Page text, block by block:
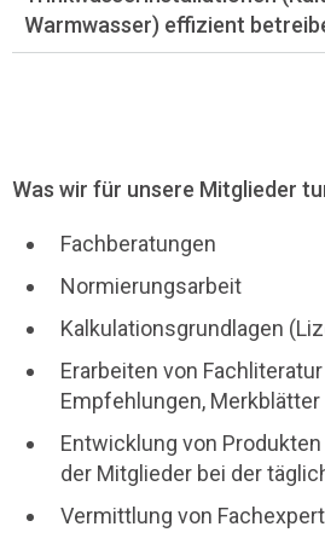
Warmwasser) effizient
Was wir für unsere Mitglieder
Fachberatungen
Normierungsarbeit
Kalkulationsgrundlagen
Erarbeiten von
Empfehlungen,
Entwicklung von
der Mitglieder bei der
Vermittlung von